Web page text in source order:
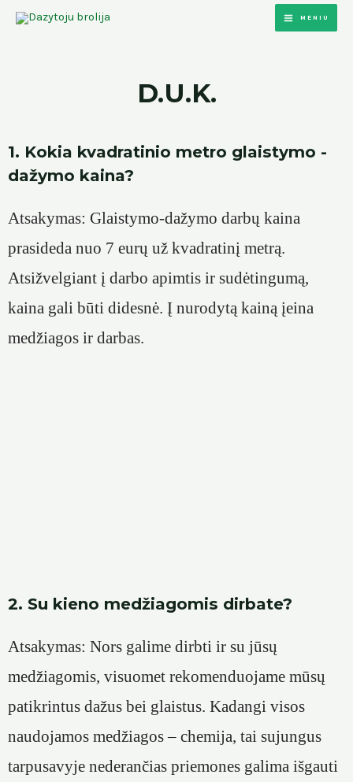
MENIU
D.U.K.
1. Kokia kvadratinio metro glaistymo -
dažymo kaina?
Atsakymas: Glaistymo-dažymo darbų kaina
prasideda nuo 7 eurų už kvadratinį metrą.
Atsižvelgiant į darbo apimtis ir sudėtingumą,
kaina gali būti didesnė. Į nurodytą kainą įeina
medžiagos ir darbas.
2. Su kieno medžiagomis dirbate?
Atsakymas: Nors galime dirbti ir su jūsų
medžiagomis, visuomet rekomenduojame mūsų
patikrintus dažus bei glaistus. Kadangi visos
naudojamos medžiagos – chemija, tai sujungus
tarpusavyje nederančias priemones galima išgauti